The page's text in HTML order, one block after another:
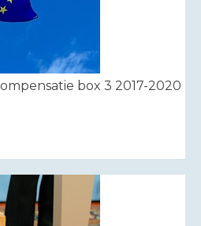
box 3 2017-2020